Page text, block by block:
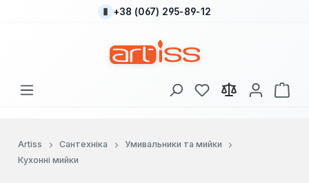
Перейти до основного вмісту
+38 (067) 295-89-12
У вас є 0 у списку
Artiss Сантехніка
Умивальники та мийки
Кухонні мийки